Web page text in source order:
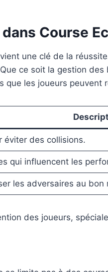
Course
une clé de la
ce soit la gestion
que les joueurs peuvent
éviter des collisions.
qui influencent les
les adversaires au bon
des joueurs,